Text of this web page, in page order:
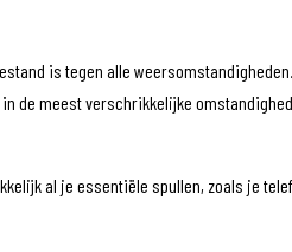
is tegen alle
de meest verschrikkelijke
al je essentiële spullen, zoals je